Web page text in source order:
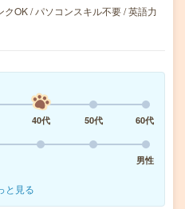
クOK / パソコンスキル不要 / 英語力
40代 50代
60代
男性
と見る